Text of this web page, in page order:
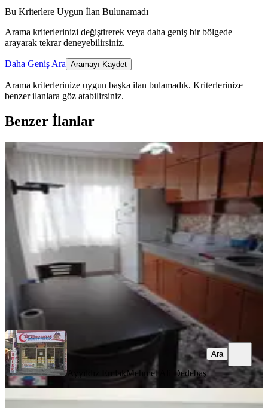
Bu Kriterlere Uygun İlan Bulunamadı
Arama kriterlerinizi değiştirerek veya daha geniş bir bölgede
arayarak tekrar deneyebilirsiniz.
Daha Geniş Ara Aramayı Kaydet
Arama kriterlerinize uygun başka ilan bulamadık. Kriterlerinize
benzer ilanlara göz atabilirsiniz.
Benzer İlanlar
YENİ
Cumhuriyet Mahallesi 2 + 1 Eşyalı
Kiralık Daire
Akhisar, Cumhuriyet Mahallesi
· 2. Kat 06.08.2026
26.000 ₺
Mehmet Ali Dedebaş
Ara
Ayyıldız EmlakMehmet Ali Dedebaş
Ara